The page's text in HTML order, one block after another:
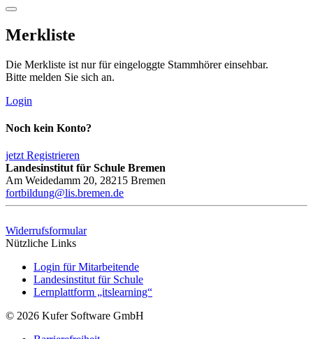
Merkliste
Die Merkliste ist nur für eingeloggte Stammhörer einsehbar.
Bitte melden Sie sich an.
Login
Noch kein Konto?
jetzt Registrieren
Landesinstitut für Schule Bremen
Am Weidedamm 20, 28215 Bremen
fortbildung@lis.bremen.de
Widerrufsformular
Nützliche Links
Login für Mitarbeitende
Landesinstitut für Schule
Lernplattform „itslearning“
© 2026 Kufer Software GmbH